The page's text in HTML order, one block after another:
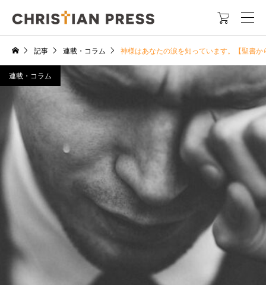

記事 連載・コラム 神様はあなたの涙を知っています。【聖書か
連載・コラム